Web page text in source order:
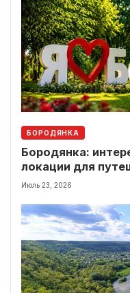
БОРОДЯНКА
Бородянка:
локации для
Июль 23, 2026